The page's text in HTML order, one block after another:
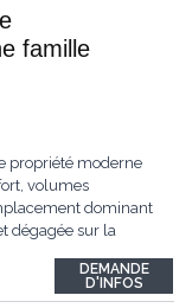
famille
propriété moderne
volumes
dominant
dégagée sur la
utile de plus
DEMANDE
D'INFOS